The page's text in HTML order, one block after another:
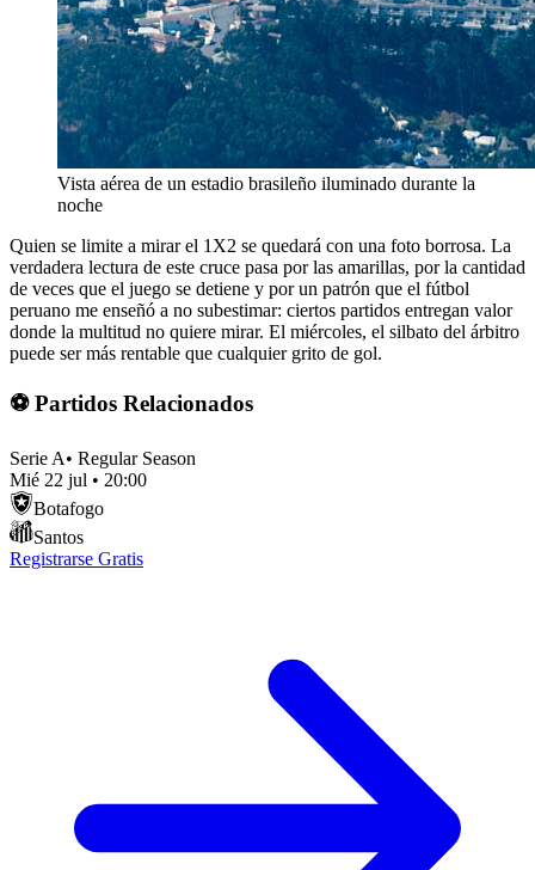
Vista aérea de un estadio brasileño iluminado durante la
noche
Quien se limite a mirar el 1X2 se quedará con una foto borrosa. La
verdadera lectura de este cruce pasa por las amarillas, por la cantidad
de veces que el juego se detiene y por un patrón que el fútbol
peruano me enseñó a no subestimar: ciertos partidos entregan valor
donde la multitud no quiere mirar. El miércoles, el silbato del árbitro
puede ser más rentable que cualquier grito de gol.
⚽ Partidos Relacionados
Serie A• Regular Season
Mié 22 jul • 20:00
Botafogo
Santos
Registrarse Gratis